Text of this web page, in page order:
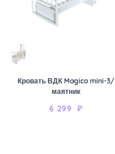
Кровать ВДК Magico mini-3/
маятник
6 299 ₽